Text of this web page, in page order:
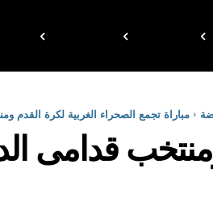
مباراة تجمع الصحراء الغربية لكرة القدم
قدامى